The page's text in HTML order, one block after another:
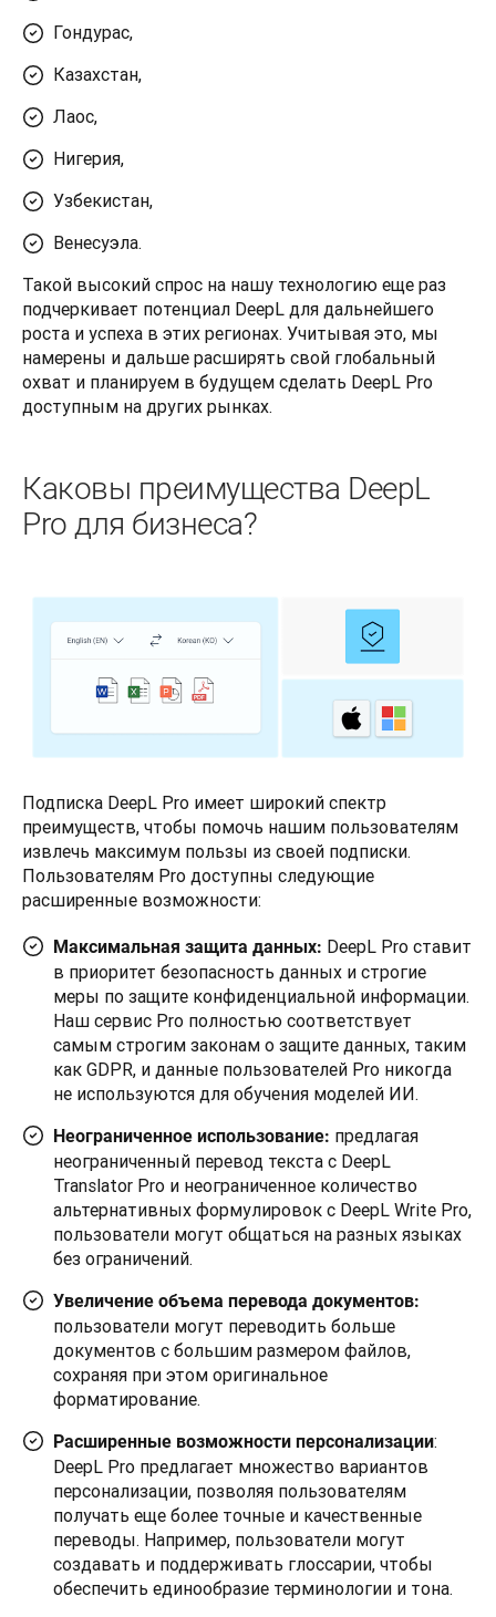
Гондурас,
Казахстан,
Лаос,
Нигерия,
Узбекистан,
Венесуэла.
Такой высокий спрос на нашу технологию еще раз
подчеркивает потенциал DeepL для дальнейшего
роста и успеха в этих регионах. Учитывая это, мы
намерены и дальше расширять свой глобальный
охват и планируем в будущем сделать DeepL Pro
доступным на других рынках.
Каковы преимущества DeepL
Pro для бизнеса?
Подписка DeepL Pro имеет широкий спектр
преимуществ, чтобы помочь нашим пользователям
извлечь максимум пользы из своей подписки.
Пользователям Pro доступны следующие
расширенные возможности:
Максимальная защита данных: DeepL Pro ставит
в приоритет безопасность данных и строгие
меры по защите конфиденциальной информации.
Наш сервис Pro полностью соответствует
самым строгим законам о защите данных, таким
как GDPR, и данные пользователей Pro никогда
не используются для обучения моделей ИИ.
Неограниченное использование: предлагая
неограниченный перевод текста с DeepL
Translator Pro и неограниченное количество
альтернативных формулировок с DeepL Write Pro,
пользователи могут общаться на разных языках
без ограничений.
Увеличение объема перевода документов:
пользователи могут переводить больше
документов с большим размером файлов,
сохраняя при этом оригинальное
форматирование.
Расширенные возможности персонализации:
DeepL Pro предлагает множество вариантов
персонализации, позволяя пользователям
получать еще более точные и качественные
переводы. Например, пользователи могут
создавать и поддерживать глоссарии, чтобы
обеспечить единообразие терминологии и тона.